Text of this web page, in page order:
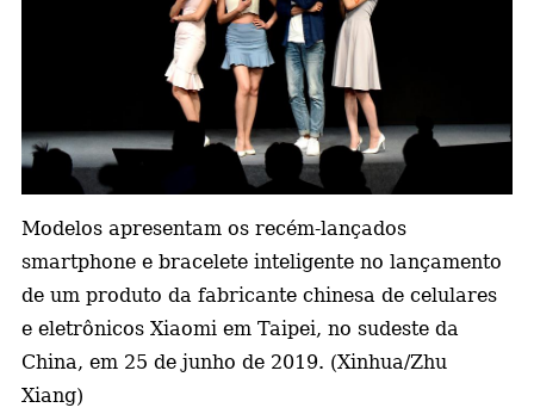
Modelos apresentam os recém-lançados
smartphone e bracelete inteligente no lançamento
de um produto da fabricante chinesa de celulares
e eletrônicos Xiaomi em Taipei, no sudeste da
China, em 25 de junho de 2019. (Xinhua/Zhu
Xiang)